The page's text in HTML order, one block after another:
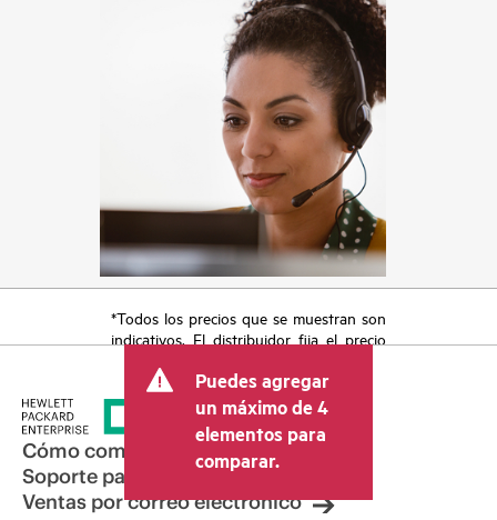
*Todos los precios que se muestran son
indicativos. El distribuidor fija el precio
otros conceptos, como los impuestos a
la venta, el IVA y el envío. El precio de la
transacción que establece el distribuidor
puede variar con respecto a otros
distribuidores y al precio indicativo
mostrado. El precio indicativo puede
incluir ofertas promocionales por tiempo
Puedes agregar
un máximo de 4
elementos para
comparar.
Cómo comprar
Soporte para productos
Ventas por correo electrónico